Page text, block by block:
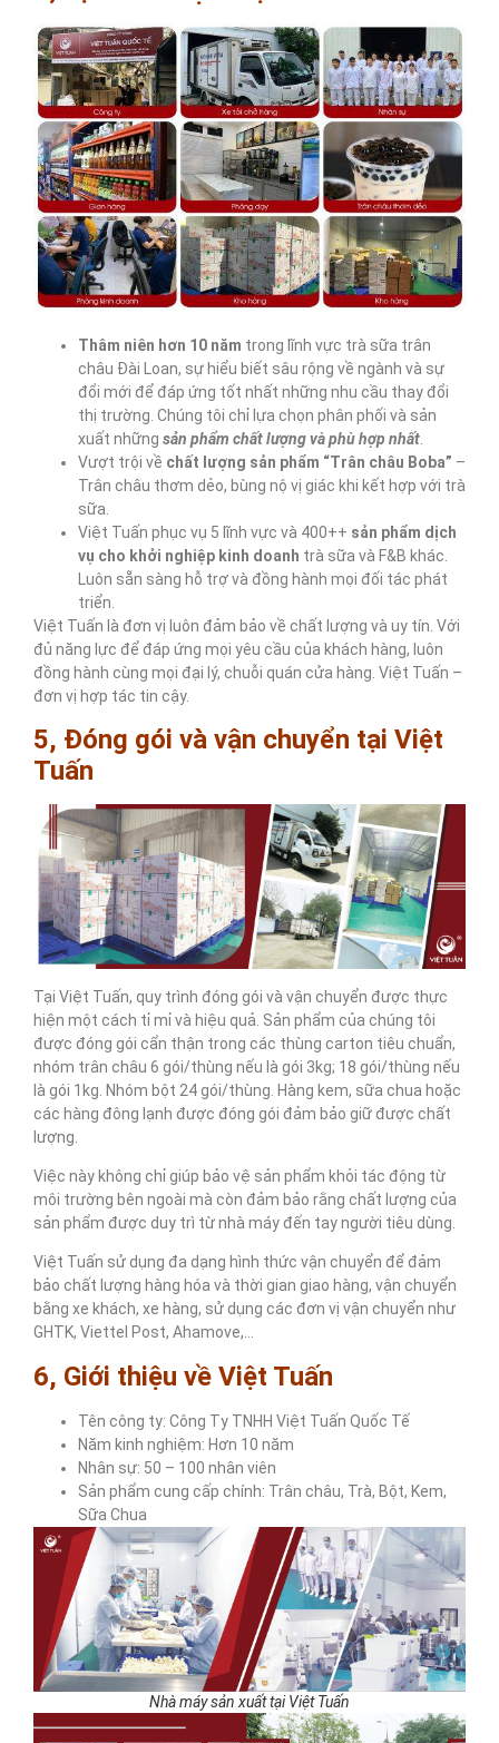
Thâm niên hơn 10 năm trong lĩnh vực trà sữa trân
châu Đài Loan, sự hiểu biết sâu rộng về ngành và sự
đổi mới để đáp ứng tốt nhất những nhu cầu thay đổi
thị trường. Chúng tôi chỉ lựa chọn phân phối và sản
xuất những sản phẩm chất lượng và phù hợp nhất
Vượt trội về chất lượng sản phẩm “Trân châu Boba” –
Trân châu thơm dẻo, bùng nộ vị giác khi kết hợp với trà
sữa.
Việt Tuấn phục vụ 5 lĩnh vực và 400++ sản phẩm dịch
vụ cho khởi nghiệp kinh doanh trà sữa và F&B khác.
Luôn sẵn sàng hỗ trợ và đồng hành mọi đối tác phát
triển.
Việt Tuấn là đơn vị luôn đảm bảo về chất lượng và uy tín. Với
đủ năng lực để đáp ứng mọi yêu cầu của khách hàng, luôn
đồng hành cùng mọi đại lý, chuỗi quán cửa hàng. Việt Tuấn –
đơn vị hợp tác tin cậy.
5, Đóng gói và vận chuyển tại Việt
Tuấn
Tại Việt Tuấn, quy trình đóng gói và vận chuyển được thực
hiện một cách tỉ mỉ và hiệu quả. Sản phẩm của chúng tôi
được đóng gói cẩn thận trong các thùng carton tiêu chuẩn,
nhóm trân châu 6 gói/thùng nếu là gói 3kg; 18 gói/thùng nếu
là gói 1kg. Nhóm bột 24 gói/thùng. Hàng kem, sữa chua hoặc
các hàng đông lạnh được đóng gói đảm bảo giữ được chất
lượng.
Việc này không chỉ giúp bảo vệ sản phẩm khỏi tác động từ
môi trường bên ngoài mà còn đảm bảo rằng chất lượng của
sản phẩm được duy trì từ nhà máy đến tay người tiêu dùng.
Việt Tuấn sử dụng đa dạng hình thức vận chuyển để đảm
bảo chất lượng hàng hóa và thời gian giao hàng, vận chuyển
bằng xe khách, xe hàng, sử dụng các đơn vị vận chuyển như
GHTK, Viettel Post, Ahamove,…
6, Giới thiệu về Việt Tuấn
Tên công ty: Công Ty TNHH Việt Tuấn Quốc Tế
Năm kinh nghiệm: Hơn 10 năm
Nhân sự: 50 – 100 nhân viên
Sản phẩm cung cấp chính: Trân châu, Trà, Bột, Kem,
Sữa Chua
Nhà máy sản xuất tại Việt Tuấn